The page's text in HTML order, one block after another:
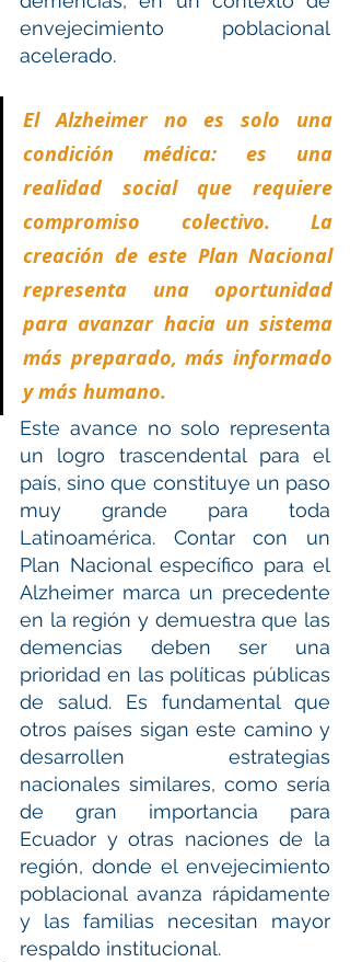
envejecimiento poblacional
acelerado.
El Alzheimer no es solo una
condición médica: es una
realidad social que requiere
compromiso colectivo. La
creación de este Plan Nacional
representa una oportunidad
para avanzar hacia un sistema
más preparado, más informado
y más humano.
Este avance no solo representa
un logro trascendental para el
país, sino que constituye un paso
muy grande para toda
Latinoamérica. Contar con un
Plan Nacional específico para el
Alzheimer marca un precedente
en la región y demuestra que las
demencias deben ser una
prioridad en las políticas públicas
de salud. Es fundamental que
otros países sigan este camino y
desarrollen estrategias
nacionales similares, como sería
de gran importancia para
Ecuador y otras naciones de la
región, donde el envejecimiento
poblacional avanza rápidamente
y las familias necesitan mayor
respaldo institucional.